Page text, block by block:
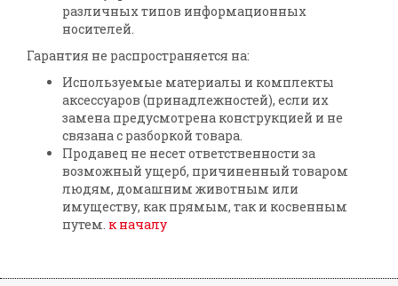
различных типов информационных
носителей.
Гарантия не распространяется на:
Используемые материалы и комплекты
аксессуаров (принадлежностей), если их
замена предусмотрена конструкцией и не
связана с разборкой товара.
Продавец не несет ответственности за
возможный ущерб, причиненный товаром
людям, домашним животным или
имуществу, как прямым, так и косвенным
путем. к началу